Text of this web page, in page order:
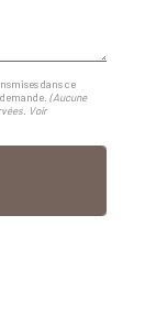
dans ce
(Aucune
Voir